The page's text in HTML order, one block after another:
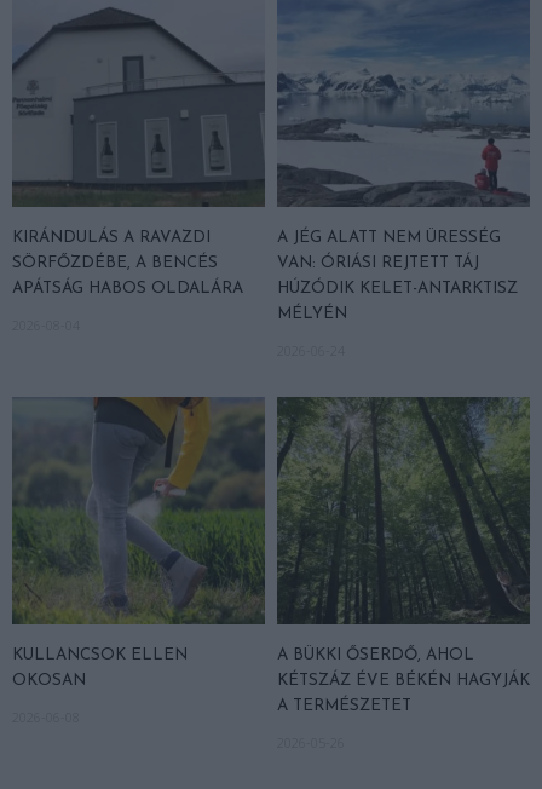
KIRÁNDULÁS A RAVAZDI
SÖRFŐZDÉBE, A BENCÉS
APÁTSÁG HABOS OLDALÁRA
A JÉG ALATT NEM ÜRESSÉG
VAN: ÓRIÁSI REJTETT TÁJ
HÚZÓDIK KELET-ANTARKTISZ
MÉLYÉN
KULLANCSOK ELLEN
OKOSAN
A BÜKKI ŐSERDŐ, AHOL
KÉTSZÁZ ÉVE BÉKÉN HAGYJÁK
A TERMÉSZETET